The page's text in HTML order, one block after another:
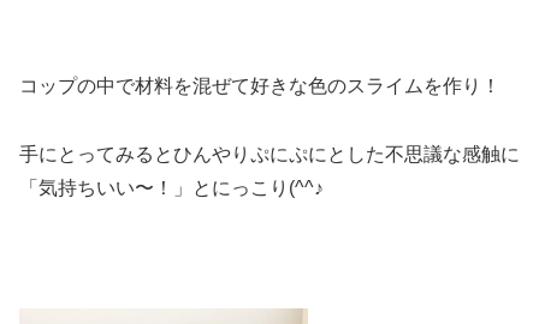
コップの中で材料を混ぜて好きな色のスライムを作り！
手にとってみるとひんやりぷにぷにとした不思議な感触に
「気持ちいい〜！」とにっこり(^^♪